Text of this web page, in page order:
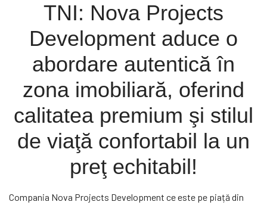
TNI: Nova Projects
Development aduce o
abordare autentică în
zona imobiliară, oferind
calitatea premium şi stilul
de viaţă confortabil la un
preţ echitabil!
Compania Nova Projects Development ce este pe piață din